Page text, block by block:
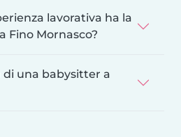
lavorativa ha la
Fino Mornasco?
di una babysitter a